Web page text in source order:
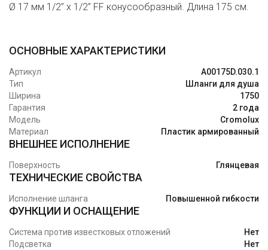
Ø 17 мм 1/2” x 1/2” FF конусообразный. Длина 175 см.
ОСНОВНЫЕ ХАРАКТЕРИСТИКИ
Артикул
A00175D.030.1
Тип
Шланги для душа
Ширина
1750
Гарантия
2 года
Модель
Cromolux
Материал
Пластик армированный
ВНЕШНЕЕ ИСПОЛНЕНИЕ
Поверхность Глянцевая
ТЕХНИЧЕСКИЕ СВОЙСТВА
Исполнение шланга Повышенной гибкости
ФУНКЦИИ И ОСНАЩЕНИЕ
Система против известковых отложений
Нет
Подсветка
Нет